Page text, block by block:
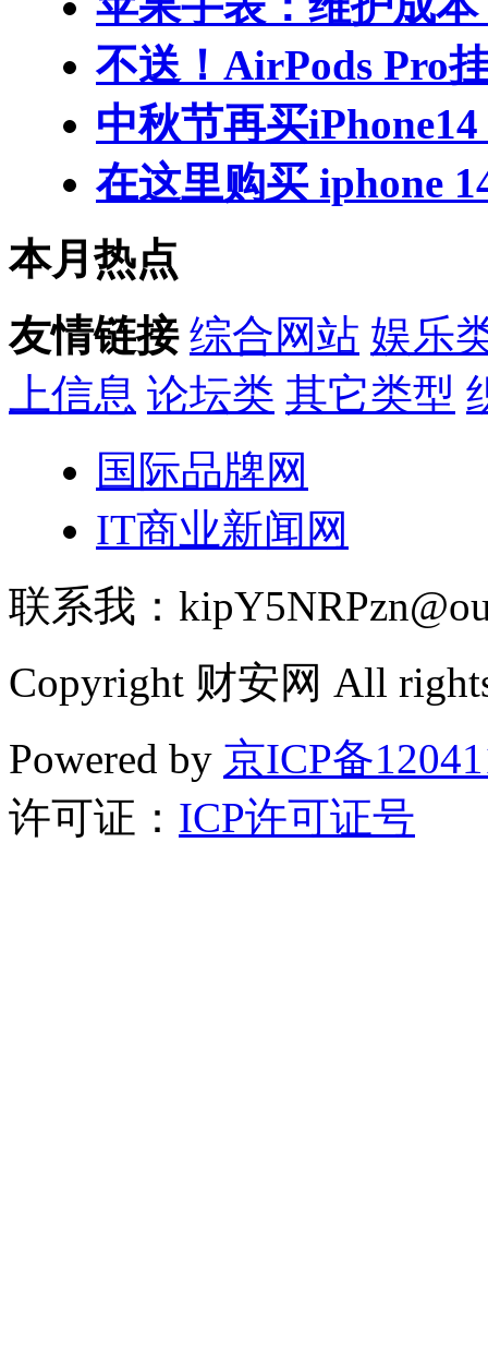
不送！AirPods Pro
中秋节再买
在这里购买 iphone
本月热点
友情链接 综合网站 娱乐
上信息 论坛类 其它类型
国际品牌网
IT商业新闻网
联系我：
Copyright 财安网 All
Powered by 京ICP备
许可证： ICP许可证号